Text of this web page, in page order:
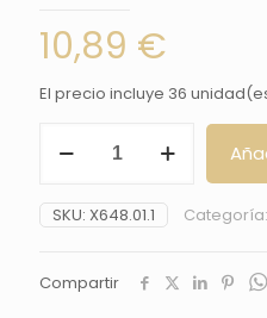
10,89 €
El precio incluye 36
Sois
pedacito,corazones
rojos
cantidad
SKU: X648.01.1 Categoría:
Compartir